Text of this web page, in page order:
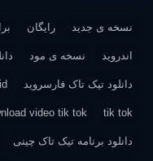
نسخه ی جدید رایگان
اندروید نسخه ی مود
دانلود تیک تاک فارسروید
tik tok
video tik tok
دانلود برنامه تیک تاک چینی